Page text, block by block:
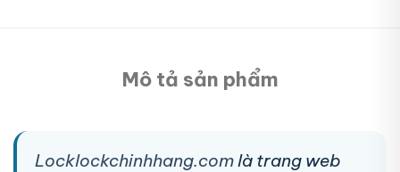
Mô tả sản phẩm
Locklockchinhhang.com là trang web